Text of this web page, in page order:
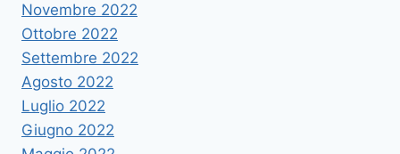
Novembre 2022
Ottobre 2022
Settembre 2022
Agosto 2022
Luglio 2022
Giugno 2022